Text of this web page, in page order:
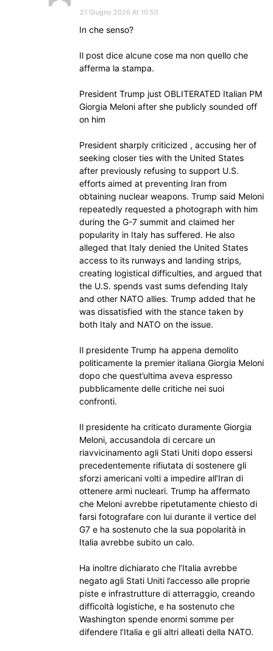
21 Giugno 2026 At 10:50
In che senso?
Il post dice alcune cose ma non quello che
afferma la stampa.
President Trump just OBLITERATED Italian PM
Giorgia Meloni after she publicly sounded off
on him
President sharply criticized , accusing her of
seeking closer ties with the United States
after previously refusing to support U.S.
efforts aimed at preventing Iran from
obtaining nuclear weapons. Trump said Meloni
repeatedly requested a photograph with him
during the G-7 summit and claimed her
popularity in Italy has suffered. He also
alleged that Italy denied the United States
access to its runways and landing strips,
creating logistical difficulties, and argued that
the U.S. spends vast sums defending Italy
and other NATO allies. Trump added that he
was dissatisfied with the stance taken by
both Italy and NATO on the issue.
Il presidente Trump ha appena demolito
politicamente la premier italiana Giorgia Meloni
dopo che quest’ultima aveva espresso
pubblicamente delle critiche nei suoi
confronti.
Il presidente ha criticato duramente Giorgia
Meloni, accusandola di cercare un
riavvicinamento agli Stati Uniti dopo essersi
precedentemente rifiutata di sostenere gli
sforzi americani volti a impedire all’Iran di
ottenere armi nucleari. Trump ha affermato
che Meloni avrebbe ripetutamente chiesto di
farsi fotografare con lui durante il vertice del
G7 e ha sostenuto che la sua popolarità in
Italia avrebbe subito un calo.
Ha inoltre dichiarato che l’Italia avrebbe
negato agli Stati Uniti l’accesso alle proprie
piste e infrastrutture di atterraggio, creando
difficoltà logistiche, e ha sostenuto che
Washington spende enormi somme per
difendere l’Italia e gli altri alleati della NATO.